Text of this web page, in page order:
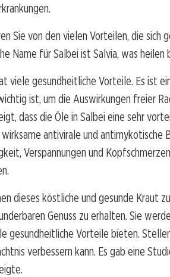
Sie von den vielen Vorteilen, die sich
Name für Salbei ist Salvia, was
viele gesundheitliche Vorteile. Es ist
ist, um die Auswirkungen freier
dass die Öle in Salbei eine sehr
wirksame antivirale und antimykotische
Verspannungen und
dieses köstliche und gesunde Kraut
Genuss zu erhalten. Sie
gesundheitliche Vorteile bieten.
verbessern kann. Es gab eine